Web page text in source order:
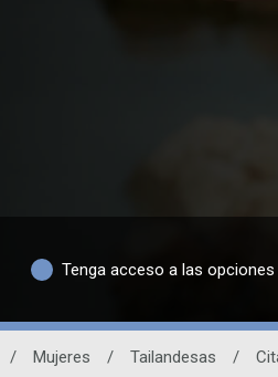
Tenga acceso a las
/ Mujeres / Tailandesas /